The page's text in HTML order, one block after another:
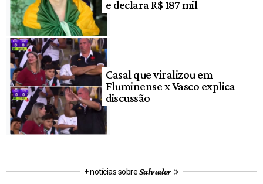
e declara R$ 187 mil
Casal que viralizou em
Fluminense x Vasco explica
discussão
+ notícias sobreSalvador